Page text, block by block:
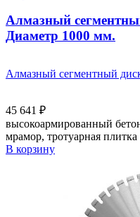
Алмазный
Диаметр 1000 мм.
Алмазный сегментный
45 641 ₽
высокоармированный
мрамор, тротуарная плитка
В корзину